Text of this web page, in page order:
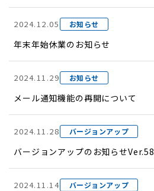
2024.12.05 お知らせ
年末年始休業のお知らせ
2024.11.29 お知らせ
メール通知機能の再開について
2024.11.28 バージョンアップ
バージョンアップのお知らせVer.58
2024.11.14 バージョンアップ